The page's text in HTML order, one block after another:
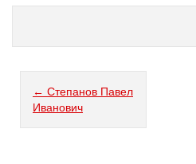
← Степанов Павел
Иванович